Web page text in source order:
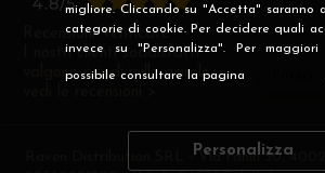
migliore. Cliccando su "Accetta"
categorie di cookie. Per decidere quali
invece su "Personalizza". Per
possibile consultare la pagina
Personalizza
Recensioni Verificate
I nostri clienti soddisfatti
valgono più di mille parole
Raven Distribution SRL - Via Fanin 30,